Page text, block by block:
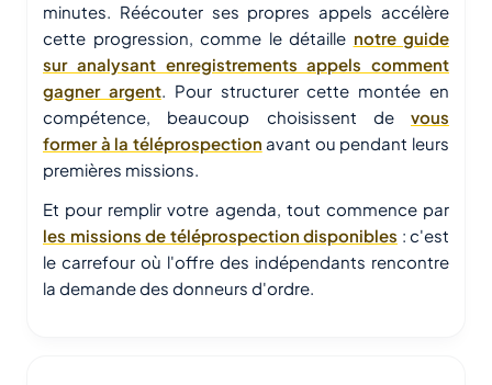
minutes. Réécouter ses propres appels accélère
cette progression, comme le détaille notre guide
sur analysant enregistrements appels comment
gagner argent. Pour structurer cette montée en
compétence, beaucoup choisissent de vous
former à la téléprospection avant ou pendant leurs
premières missions.
Et pour remplir votre agenda, tout commence par
les missions de téléprospection disponibles : c'est
le carrefour où l'offre des indépendants rencontre
la demande des donneurs d'ordre.